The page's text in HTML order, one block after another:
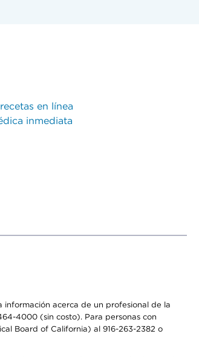
en línea
inmediata
acerca de un profesional de la
4000 (sin costo). Para personas con
Board of California) al 916-263-2382 o